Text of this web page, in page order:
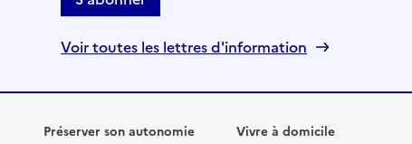
Voir toutes les lettres d'information
Préserver son autonomie Vivre à domicile